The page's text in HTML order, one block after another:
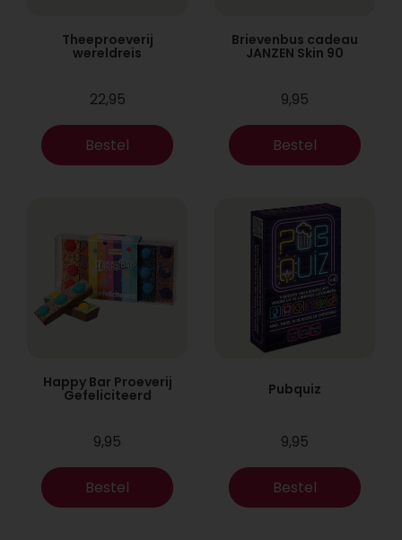
Theeproeverij
wereldreis
22,95
Bestel
Brievenbus cadeau
JANZEN Skin 90
9,95
Bestel
Happy Bar Proeverij
Gefeliciteerd
9,95
Bestel
Pubquiz
9,95
Bestel